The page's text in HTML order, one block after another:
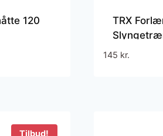
120
TRX
145 kr.
Tilbud!